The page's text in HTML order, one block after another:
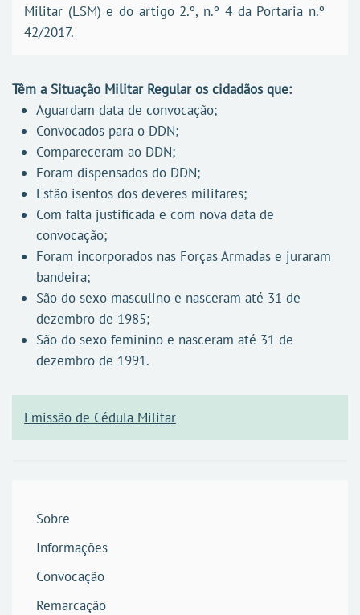
Militar (LSM) e do artigo 2.º, n.º 4 da Portaria n.º
42/2017.
Têm a Situação Militar Regular os cidadãos que:
Aguardam data de convocação;
Convocados para o DDN;
Compareceram ao DDN;
Foram dispensados do DDN;
Estão isentos dos deveres militares;
Com falta justificada e com nova data de
convocação;
Foram incorporados nas Forças Armadas e juraram
bandeira;
São do sexo masculino e nasceram até 31 de
dezembro de 1985;
São do sexo feminino e nasceram até 31 de
dezembro de 1991.
Emissão de Cédula Militar
Sobre
Informações
Convocação
Remarcação